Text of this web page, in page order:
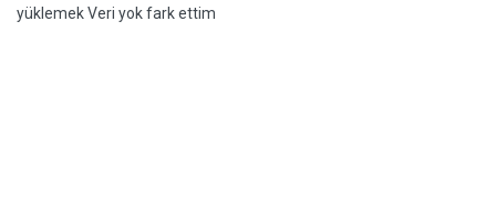
yüklemek Veri yok fark ettim